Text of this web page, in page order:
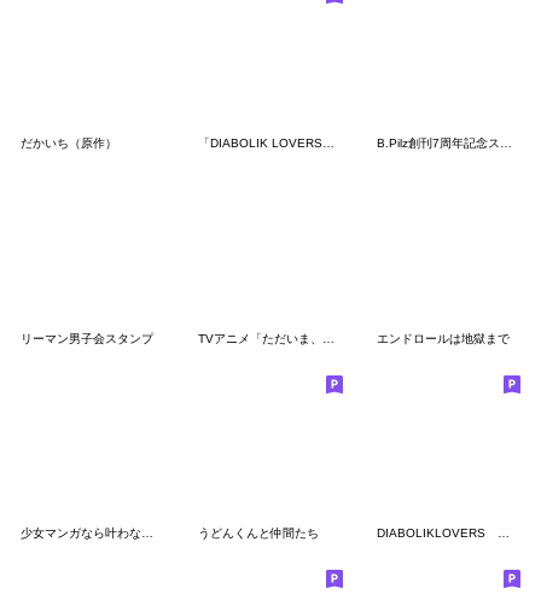
だかいち（原作） 「DIABOLIK LOVERS」第4弾 B.Pilz創刊7周年記念スタンプ pink ver.
リーマン男子会スタンプ エンドロールは地獄まで
うどんくんと仲間たち